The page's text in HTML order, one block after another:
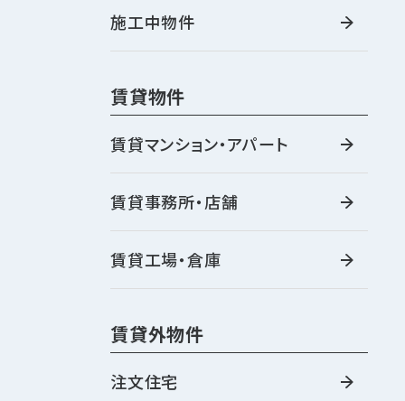
施工中物件
賃貸物件
賃貸マンション・アパート
賃貸事務所・店舗
賃貸工場・倉庫
賃貸外物件
注文住宅